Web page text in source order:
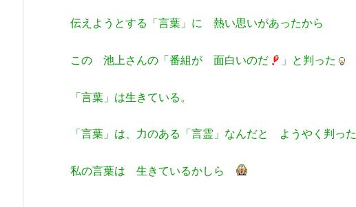
伝えようとする「言葉」に 熱い思いがあったから
この 池上さんの「番組が 面白いのだ 」と判った
「言葉」は生きている。
「言葉」は、力のある「言霊」なんだと ようやく判った
私の言葉は 生きているかしら